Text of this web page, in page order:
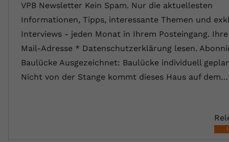
VPB Newsletter Kein Spam. Nur die aktuellesten
Informationen, Tipps, interessante Themen und
Interviews - jeden Monat in Ihrem Posteingang.
Mail-Adresse * Datenschutzerklärung lesen.
Baulücke Ausgezeichnet: Baulücke individuell
Nicht von der Stange kommt dieses Haus auf dem…